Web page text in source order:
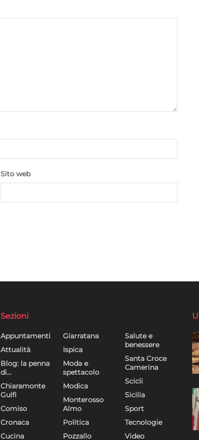
Sito web
Sezioni
Appuntamenti
Attualità
Blog: la penna
di…
Chiaramonte
Gulfi
Comiso
Cronaca
Cucina
Giarratana
Ispica
Moda e
spettacolo
Modica
Monterosso
Almo
Politica
Pozzallo
Salute e
benessere
Santa Croce
Camerina
Scicli
Sicilia
Sport
Tecnologie
Video